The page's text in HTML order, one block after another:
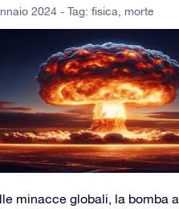
2024 - Tag: fisica morte
minacce globali, la bomba